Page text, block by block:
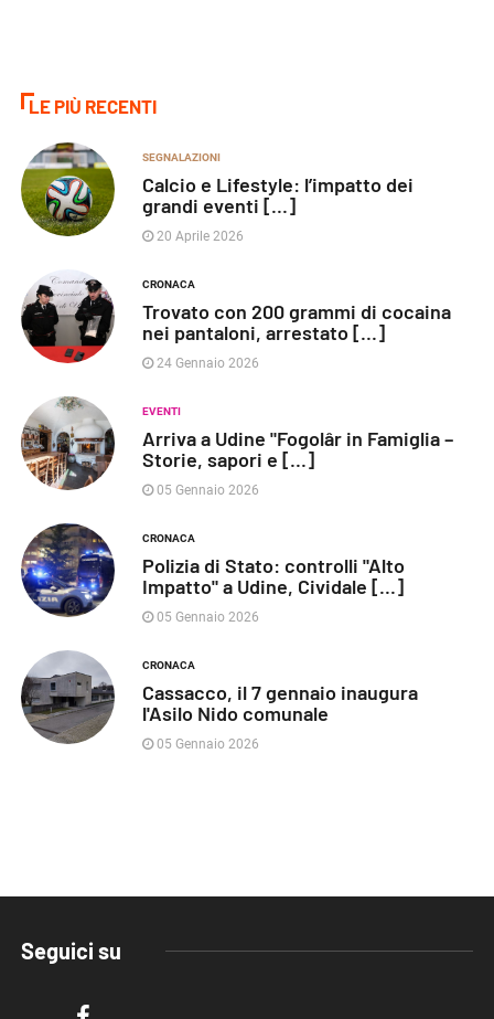
LE PIÙ RECENTI
SEGNALAZIONI
Calcio e Lifestyle: l’impatto dei
grandi eventi [...]
20 Aprile 2026
CRONACA
Trovato con 200 grammi di cocaina
nei pantaloni, arrestato [...]
24 Gennaio 2026
EVENTI
Arriva a Udine "Fogolâr in Famiglia –
Storie, sapori e [...]
05 Gennaio 2026
CRONACA
Polizia di Stato: controlli "Alto
Impatto" a Udine, Cividale [...]
05 Gennaio 2026
CRONACA
Cassacco, il 7 gennaio inaugura
l'Asilo Nido comunale
05 Gennaio 2026
Seguici su